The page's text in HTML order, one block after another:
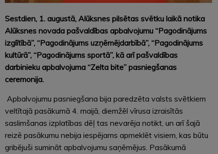
Sestdien, 1. augustā, Alūksnes pilsētas svētku laikā notika
Alūksnes novada pašvaldības apbalvojumu “Pagodinājums
izglītībā”, “Pagodinājums uzņēmējdarbībā”, “Pagodinājums
kultūrā”, “Pagodinājums sportā”, kā arī pašvaldības
darbinieku apbalvojuma “Zelta bite” pasniegšanas
ceremonija.
Apbalvojumu pasniegšana bija paredzēta valsts svētkiem
veltītajā pasākumā 4. maijā, diemžēl vīrusa izraisītās
saslimšanas izplatības dēļ tas nevarēja notikt, un arī šajā
reizē pasākumu nebija iespējams apmeklēt visiem, kas būtu
gribējuši sumināt apbalvojumu saņēmējus. Pasākumā